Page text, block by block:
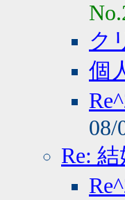
ク
個
08/
Re: